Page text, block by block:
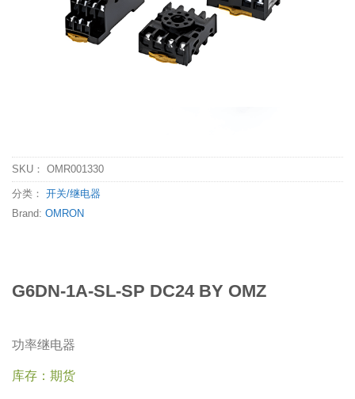
SKU： OMR001330
分类： 开关/继电器
Brand: OMRON
G6DN-1A-SL-SP DC24 BY OMZ
功率继电器
库存：期货